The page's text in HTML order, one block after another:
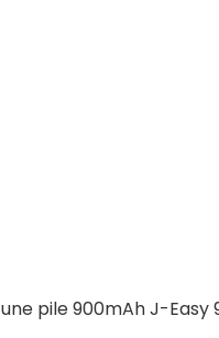
pile 900mAh J-Easy